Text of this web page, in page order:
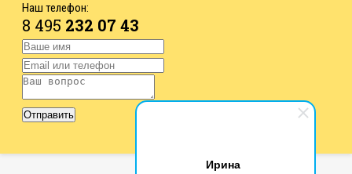
Ирина
Наш телефон:
8 495 232 07 43